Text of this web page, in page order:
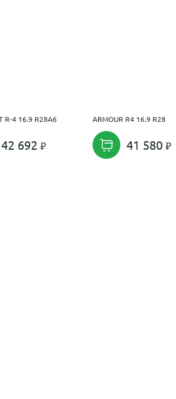
R-4 16.9 R28A6
42 692
ARMOUR R4 16.9 R28
41 580